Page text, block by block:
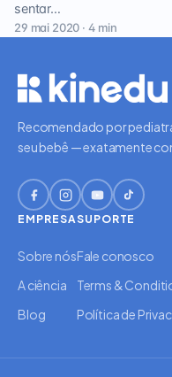
sentar…
29 mai 2020 · 4 min
Recomendado por
seu bebê — exatamente
EMPRESA
Sobre nós
A ciência
Blog
SUPORTE
Fale conosco
Terms &
Política de